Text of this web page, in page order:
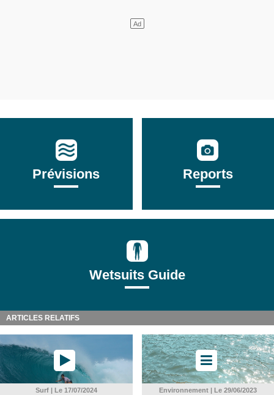
Prévisions Reports
Wetsuits Guide
ARTICLES RELATIFS
Surf | Le 17/07/2024 Environnement | Le 29/06/2023